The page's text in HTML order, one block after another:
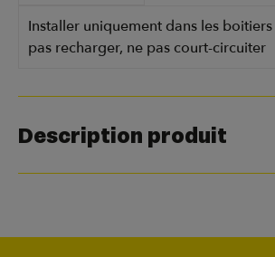
Installer uniquement dans les
pas recharger, ne pas court-circuiter
Description produit